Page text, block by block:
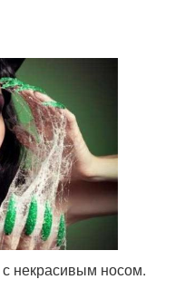
некрасивым носом.